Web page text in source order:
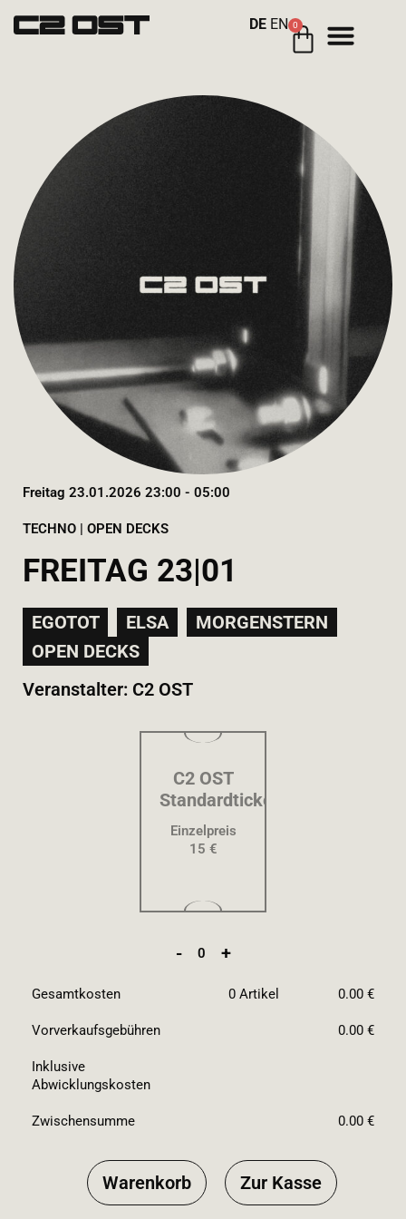
DE EN 0
Freitag 23.01.2026 23:00 - 05:00
TECHNO | OPEN DECKS
FREITAG 23|01
EGOTOT ELSA
MORGENSTERN
OPEN DECKS
Veranstalter: C2 OST
C2 OST
Standardticket
Einzelpreis
15 €
- 0 +
Gesamtkosten 0 Artikel 0.00 €
Vorverkaufsgebühren 0.00 €
Inklusive
Abwicklungskosten
Zwischensumme 0.00 €
Warenkorb Zur Kasse